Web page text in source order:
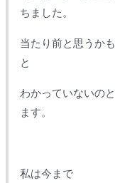
ちました。
当たり前と思うか
と
わかっていないの
ます。
私は今まで